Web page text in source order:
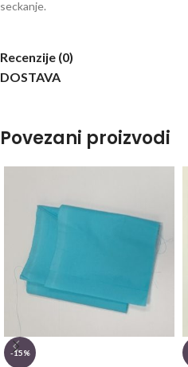
seckanje.
Recenzije (0)
DOSTAVA
Povezani proizvodi
-15%